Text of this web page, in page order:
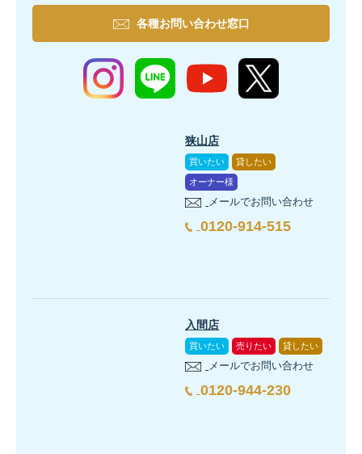
各種お問い合わせ窓口
狭山店
買いたい 貸したい
オーナー様
メールでお問い合わせ
0120-914-515
入間店
買いたい 売りたい 貸したい
メールでお問い合わせ
0120-944-230